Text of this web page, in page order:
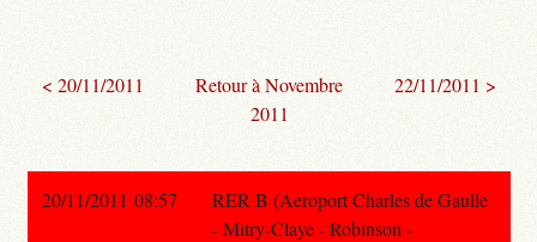
< 20/11/2011
Retour à Novembre
2011
22/11/2011 >
20/11/2011 08:57
RER B (Aeroport Charles de Gaulle
- Mitry-Claye - Robinson -